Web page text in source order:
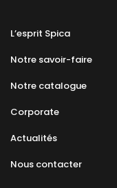
L’esprit Spica
Notre savoir-faire
Notre catalogue
Corporate
Actualités
Nous contacter